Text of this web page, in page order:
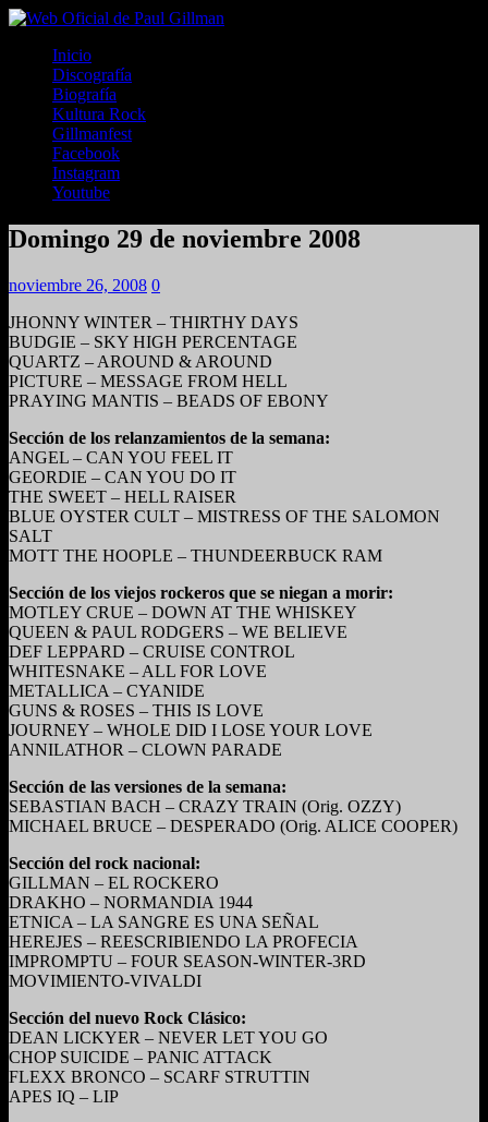
Inicio
Discografía
Biografía
Kultura Rock
Gillmanfest
Facebook
Instagram
Youtube
Domingo 29 de noviembre 2008
noviembre 26, 2008 0
JHONNY WINTER – THIRTHY DAYS
BUDGIE – SKY HIGH PERCENTAGE
QUARTZ – AROUND & AROUND
PICTURE – MESSAGE FROM HELL
PRAYING MANTIS – BEADS OF EBONY
Sección de los relanzamientos de la semana:
ANGEL – CAN YOU FEEL IT
GEORDIE – CAN YOU DO IT
THE SWEET – HELL RAISER
BLUE OYSTER CULT – MISTRESS OF THE SALOMON
SALT
MOTT THE HOOPLE – THUNDEERBUCK RAM
Sección de los viejos rockeros que se niegan a morir:
MOTLEY CRUE – DOWN AT THE WHISKEY
QUEEN & PAUL RODGERS – WE BELIEVE
DEF LEPPARD – CRUISE CONTROL
WHITESNAKE – ALL FOR LOVE
METALLICA – CYANIDE
GUNS & ROSES – THIS IS LOVE
JOURNEY – WHOLE DID I LOSE YOUR LOVE
ANNILATHOR – CLOWN PARADE
Sección de las versiones de la semana:
SEBASTIAN BACH – CRAZY TRAIN (Orig. OZZY)
MICHAEL BRUCE – DESPERADO (Orig. ALICE COOPER)
Sección del rock nacional:
GILLMAN – EL ROCKERO
DRAKHO – NORMANDIA 1944
ETNICA – LA SANGRE ES UNA SEÑAL
HEREJES – REESCRIBIENDO LA PROFECIA
IMPROMPTU – FOUR SEASON-WINTER-3RD
MOVIMIENTO-VIVALDI
Sección del nuevo Rock Clásico:
DEAN LICKYER – NEVER LET YOU GO
CHOP SUICIDE – PANIC ATTACK
FLEXX BRONCO – SCARF STRUTTIN
APES IQ – LIP